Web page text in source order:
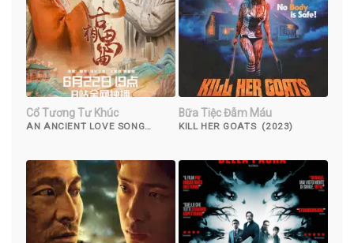
Cổ Tương Tư Khúc
AN ANCIENT LOVE SONG
Bữa Tiệc Đẫm Máu
KILL HER GOATS (2023)